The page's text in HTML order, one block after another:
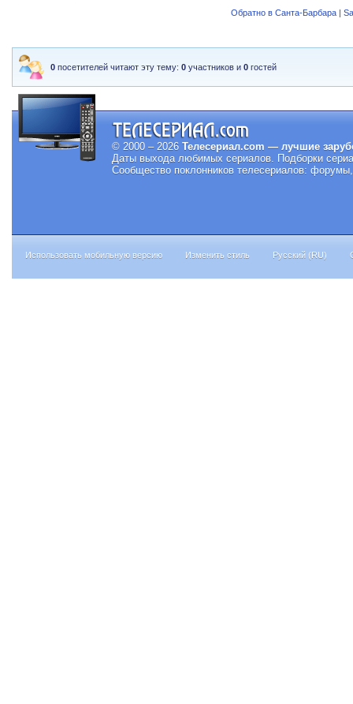
Обратно в Санта-Барбара |
0 посетителей читают эту тему:0 участников и0 гостей
© 2000 – 2026 Телесериал.com — лучшие
Даты выхода любимых сериалов. Подборки
Сообщество поклонников телесериалов:
Использовать мобильную версию Изменить стиль Русский (RU)